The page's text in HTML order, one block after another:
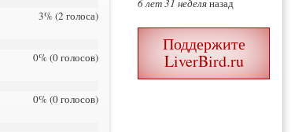
3% (2 голоса)
0% (0 голосов)
0% (0 голосов)
6 лет 31 неделяназад
Поддержите
LiverBird.ru